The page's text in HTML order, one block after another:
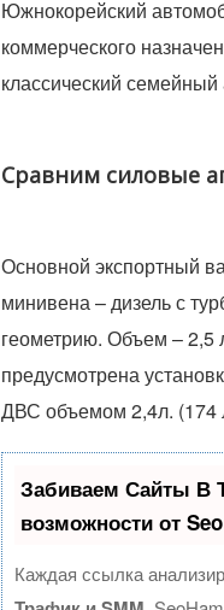
Южнокорейский
коммерческого
классический
Сравним силовые
Основной экспортный
минивена – дизель с
геометрию. Объем – 2,5
предусмотрена
ДВС объемом 2,4л. (174
Забиваем Сайты
возможности от
Каждая ссылка